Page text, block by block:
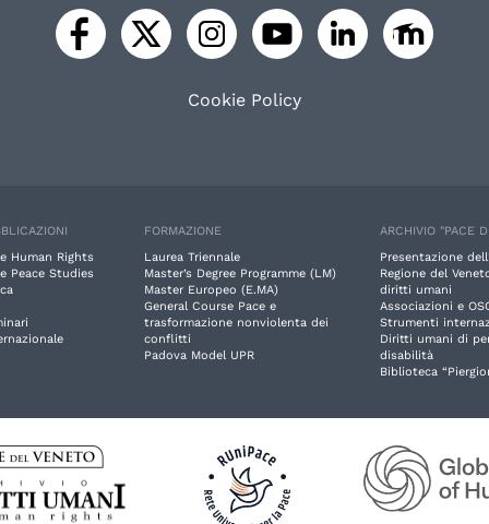
Cookie Policy
Human Rights
Peace Studies
FORMAZIONE
Laurea Triennale
Master’s Degree Programme (LM)
Master Europeo (E.MA)
General Course Pace e
trasformazione nonviolenta dei
conflitti
Padova Model UPR
ARCHIVIO "PACE
Presentazione
Regione del
diritti umani
Associazioni e
Strumenti
Diritti umani di
disabilità
Biblioteca